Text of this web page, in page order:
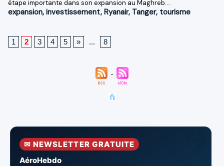
étape importante dans son expansion au Maghreb....
expansion, investissement, Ryanair, Tanger, tourisme
1 2 3 4 5 » ... 8
✉ NEWSLETTER GRATUITE
AéroHebdo